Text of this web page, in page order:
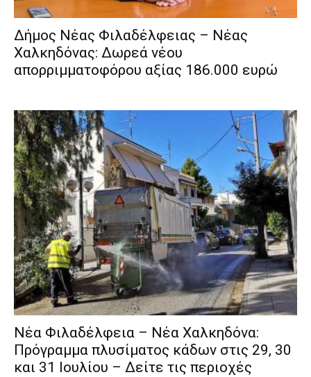
Δήμος Νέας Φιλαδέλφειας – Νέας
Χαλκηδόνας: Δωρεά νέου
απορριμματοφόρου αξίας 186.000 ευρώ
Νέα Φιλαδέλφεια – Νέα Χαλκηδόνα:
Πρόγραμμα πλυσίματος κάδων στις 29, 30
και 31 Ιουλίου – Δείτε τις περιοχές